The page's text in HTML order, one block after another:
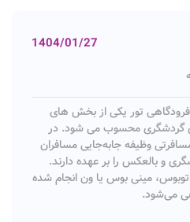
1404/01/27
فرودگاهی تور یکی از بخش‌ های
گردشگری محسوب می‌ شود. در
وظیفه جابه‌جایی مسافران
و بالعکس را بر عهده دارند.
مینی‌ بوس یا ون انجام شده
می‌شود.